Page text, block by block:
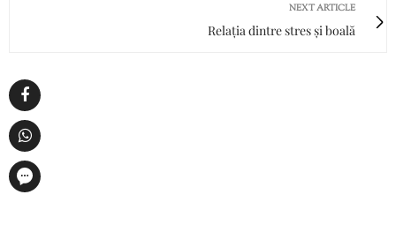
NEXT ARTICLE
Relația dintre stres și boală